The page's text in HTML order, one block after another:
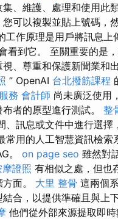
、維護、處理和使用此
可以複製並貼上號碼，
工作原理是用戶將訊息上
看到它。 至關重要的是
、尊重和保護新聞業和
” OpenAI 台北撥筋課程
務 會計師 尚未廣泛使用
者的原型進行測試。 整
、訊息或文件中進行選擇
常用的人工智慧資訊檢索
。 on page seo 雖然對
摩證照 有相似之處，但也
面。 大里 整骨 這兩個
合，以提供準確且與上
他們從外部來源提取即